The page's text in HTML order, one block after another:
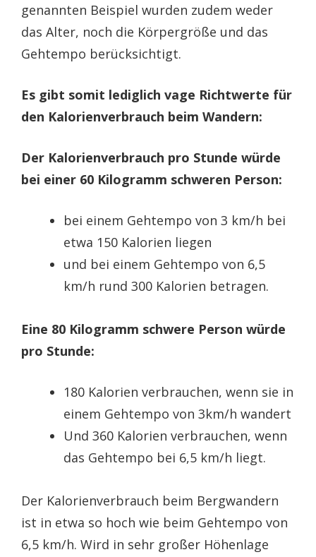
genannten Beispiel wurden zudem weder
das Alter, noch die Körpergröße und das
Gehtempo berücksichtigt.
Es gibt somit lediglich vage Richtwerte für
den Kalorienverbrauch beim Wandern:
Der Kalorienverbrauch pro Stunde würde
bei einer 60 Kilogramm schweren Person:
bei einem Gehtempo von 3 km/h bei
etwa 150 Kalorien liegen
und bei einem Gehtempo von 6,5
km/h rund 300 Kalorien betragen.
Eine 80 Kilogramm schwere Person würde
pro Stunde:
180 Kalorien verbrauchen, wenn sie in
einem Gehtempo von 3km/h wandert
Und 360 Kalorien verbrauchen, wenn
das Gehtempo bei 6,5 km/h liegt.
Der Kalorienverbrauch beim Bergwandern
ist in etwa so hoch wie beim Gehtempo von
6,5 km/h. Wird in sehr großer Höhenlage